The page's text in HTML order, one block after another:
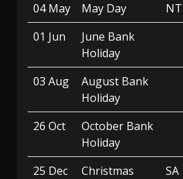
04 May
May Day
NT
01 Jun
June Bank
Holiday
03 Aug
August Bank
Holiday
26 Oct
October Bank
Holiday
25 Dec
Christmas
SA